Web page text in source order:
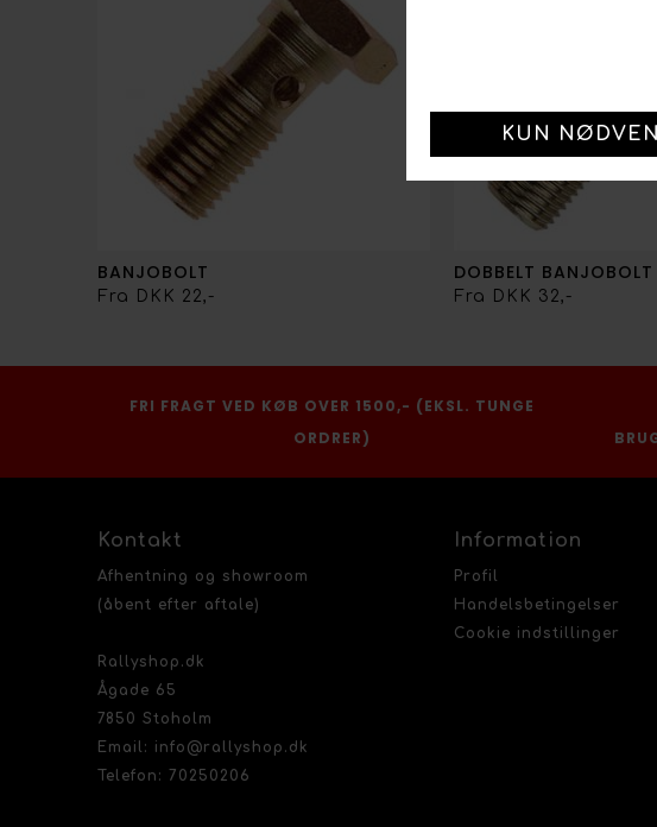
BANJOBOLT
Fra DKK 22,-
DOBBELT BANJOBOLT
Fra DKK 32,-
FRI FRAGT VED KØB OVER 1500,- (EKSL. TUNGE
ORDRER)
Kontakt
Afhentning og showroom
(åbent efter aftale)
Rallyshop.dk
Ågade 65
7850 Stoholm
Email: info@rallyshop.dk
Telefon: 70250206
Information
Profil
Handelsbetingelser
Cookie indstillinger